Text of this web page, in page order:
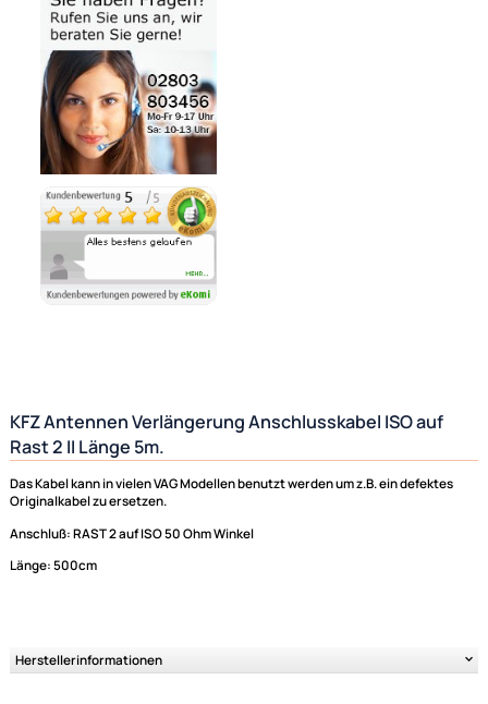
Rast 2 II Länge 5m.
Bezahlmöglichkeiten
Noch 13 direkt ab Lager lieferbar
Lieferzeit 1 - 3 Tage
Ähnliche Produkte anzeigen